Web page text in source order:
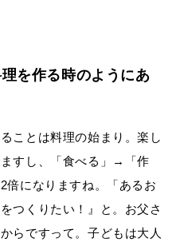
を作る時のようにあ
ことは料理の始まり。楽し
すし、「食べる」→「作
倍になりますね。「あるお
つくりたい！』と。お父さ
らですって。子どもは大人